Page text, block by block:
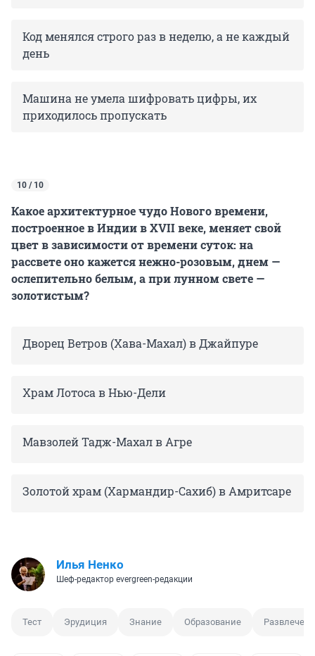
Код менялся строго раз в неделю, а не каждый
день
Машина не умела шифровать цифры, их
приходилось пропускать
10 / 10
Какое архитектурное чудо Нового времени,
построенное в Индии в XVII веке, меняет свой
цвет в зависимости от времени суток: на
рассвете оно кажется нежно-розовым, днем —
ослепительно белым, а при лунном свете —
золотистым?
Дворец Ветров (Хава-Махал) в Джайпуре
Храм Лотоса в Нью-Дели
Мавзолей Тадж-Махал в Агре
Золотой храм (Хармандир-Сахиб) в Амритсаре
Илья Ненко
Шеф-редактор evergreen-редакции
Тест Эрудиция Знание Образование